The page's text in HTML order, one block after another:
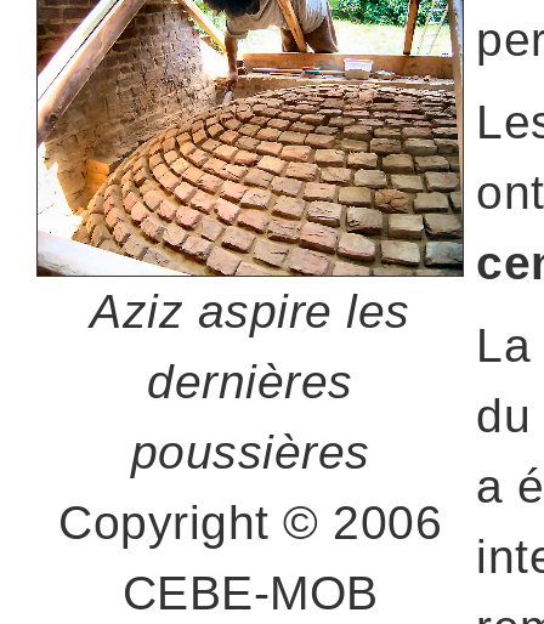
Aziz aspire les
dernières
poussières
Copyright © 2006
CEBE-MOB
du
a